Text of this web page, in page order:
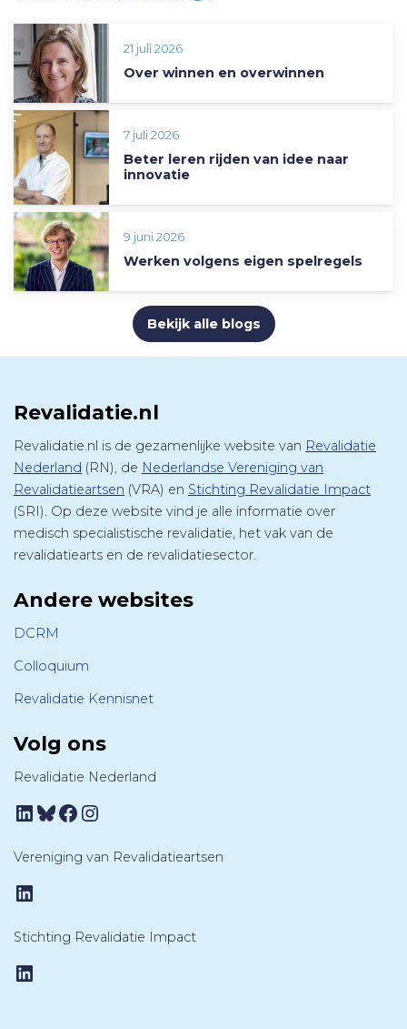
21 juli 2026
Over winnen en overwinnen
7 juli 2026
Beter leren rijden van idee naar
innovatie
9 juni 2026
Werken volgens eigen spelregels
Bekijk alle blogs
Revalidatie.nl
Revalidatie.nl is de gezamenlijke website van Revalidatie
Nederland (RN), de Nederlandse Vereniging van
Revalidatieartsen (VRA) en Stichting Revalidatie Impact
(SRI). Op deze website vind je alle informatie over
medisch specialistische revalidatie, het vak van de
revalidatiearts en de revalidatiesector.
Andere websites
DCRM
Colloquium
Revalidatie Kennisnet
Volg ons
Revalidatie Nederland
LinkedIn
Bluesky
Facebook
Instagram
Vereniging van Revalidatieartsen
LinkedIn
Stichting Revalidatie Impact
LinkedIn